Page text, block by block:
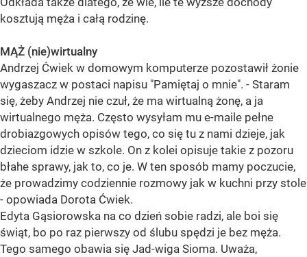
kosztują męża i całą rodzinę.
MĄŻ (nie)wirtualny
Andrzej Ćwiek w domowym komputerze pozostawił żonie
wygaszacz w postaci napisu "Pamiętaj o mnie". - Staram
się, żeby Andrzej nie czuł, że ma wirtualną żonę, a ja
wirtualnego męża. Często wysyłam mu e-maile pełne
drobiazgowych opisów tego, co się tu z nami dzieje, jak
dzieciom idzie w szkole. On z kolei opisuje takie z pozoru
błahe sprawy, jak to, co je. W ten sposób mamy poczucie,
że prowadzimy codziennie rozmowy jak w kuchni przy stole
- opowiada Dorota Ćwiek.
Edyta Gąsiorowska na co dzień sobie radzi, ale boi się
świąt, bo po raz pierwszy od ślubu spędzi je bez męża.
Tego samego obawia się Jad-wiga Sioma. Uważa,